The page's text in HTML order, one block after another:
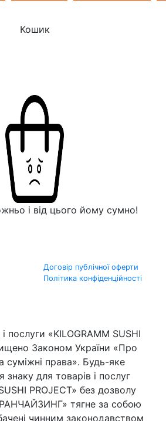
Кошик
і від цього йому сумно!
Договір публічної оферти
Політика конфіденційності
послуги «KILOGRAMM SUSHI
Законом України «Про
суміжні права». Будь-яке
знаку для товарів і послуг
PROJECT» без дозволу
тягне за собою
чинним законодавством